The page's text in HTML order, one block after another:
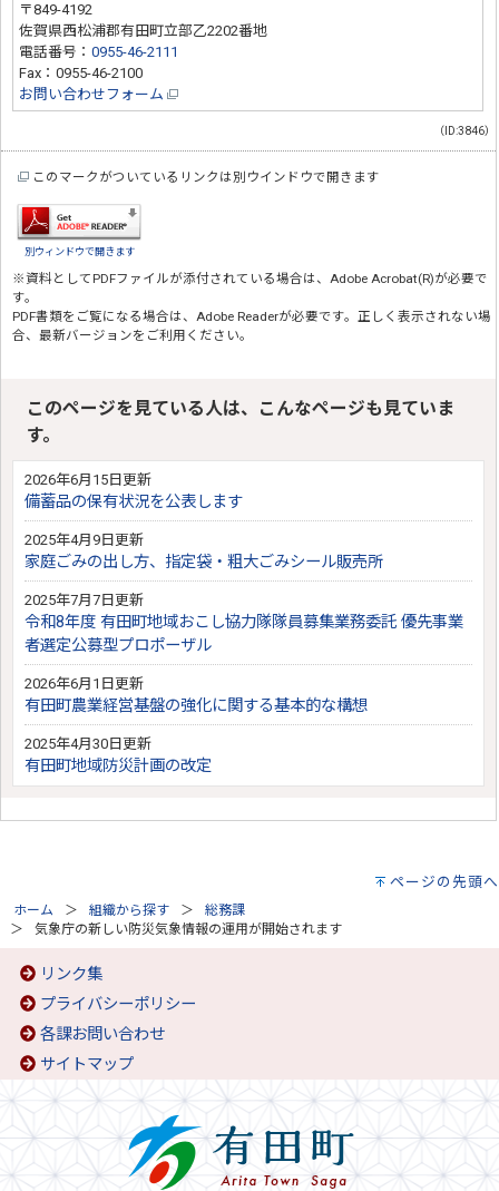
〒849-4192
佐賀県西松浦郡有田町立部乙2202番地
電話番号：0955-46-2111
Fax：0955-46-2100
お問い合わせフォーム
（ID:3846）
このマークがついているリンクは別ウインドウで開きます
別ウィンドウで開きます
※資料としてPDFファイルが添付されている場合は、 Adobe Acrobat(R)が必要で
す。
PDF書類をご覧になる場合は、 Adobe Readerが必要です。正しく表示されない場
合、最新バージョンをご利用ください。
このページを見ている人は、こんなページも見ていま
す。
2026年6月15日更新
備蓄品の保有状況を公表します
2025年4月9日更新
家庭ごみの出し方、指定袋・粗大ごみシール販売所
2025年7月7日更新
令和8年度 有田町地域おこし協力隊隊員募集業務委託 優先事業
者選定公募型プロポーザル
2026年6月1日更新
有田町農業経営基盤の強化に関する基本的な構想
2025年4月30日更新
有田町地域防災計画の改定
ページの先頭へ
ホーム 組織から探す
総務課
気象庁の新しい防災気象情報の運用が開始されます
リンク集
プライバシーポリシー
各課お問い合わせ
サイトマップ